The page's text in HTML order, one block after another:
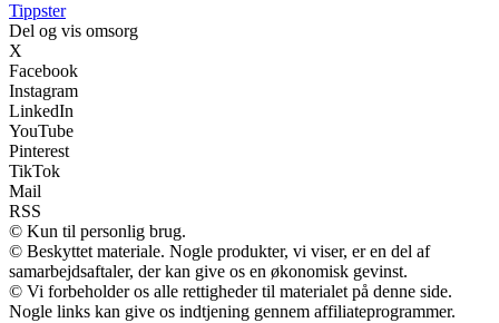
Tippster
Del og vis omsorg
X
Facebook
Instagram
LinkedIn
YouTube
Pinterest
TikTok
Mail
RSS
© Kun til personlig brug.
© Beskyttet materiale. Nogle produkter, vi viser, er en del af
samarbejdsaftaler, der kan give os en økonomisk gevinst.
© Vi forbeholder os alle rettigheder til materialet på denne side.
Nogle links kan give os indtjening gennem affiliateprogrammer.